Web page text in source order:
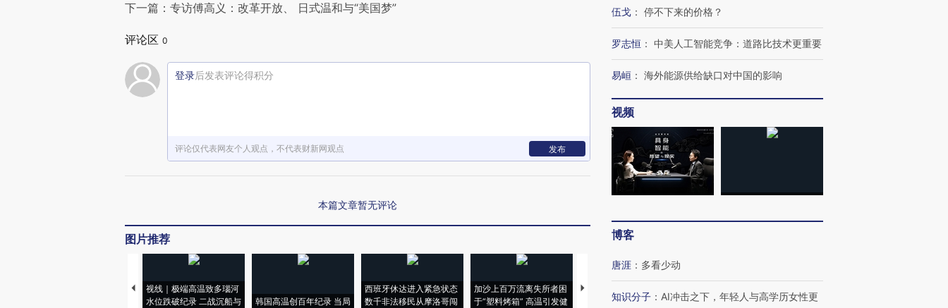
下一篇：专访傅高义：改革开放、 日式温和与“美国梦”
评论区 0
登录后发表评论得积分
评论仅代表网友个人观点，不代表财新网观点 发布
本篇文章暂无评论
图片推荐
视线｜极端高温致多瑙河
水位跌破纪录 二战沉船与
韩国高温创百年纪录 当局
西班牙休达进入紧急状态
数千非法移民从摩洛哥闯
加沙上百万流离失所者困
于“塑料烤箱” 高温引发健
马航飞行员跨国走私7万
粒摇头丸 尿检体内含3种
术：是什么让中产们甘
泽连斯基密集出访美英 索
伍戈 ： 停不下来的价格？
罗志恒 ： 中美人工智能竞争：道路比技术更重要
易峘 ： 海外能源供给缺口对中国的影响
视频
博客
唐涯 ： 多看少动
知识分子 ： AI冲击之下，年轻人与高学历女性更